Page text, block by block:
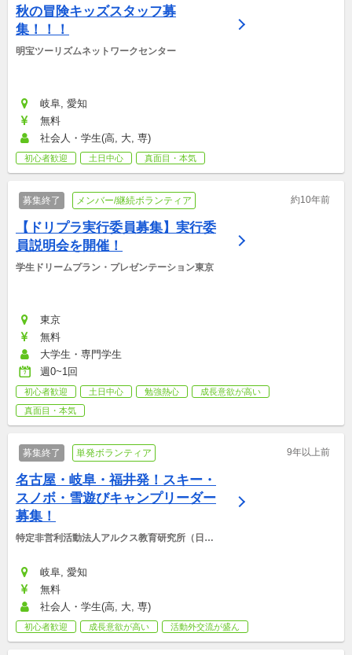
秋の冒険キッズスタッフ募
集！！！
明宝ツーリズムネットワークセンター
岐阜, 愛知
無料
社会人・学生(高, 大, 専)
初心者歓迎 土日中心 真面目・本気
募集終了 メンバー/継続ボランティア 約10年前
【ドリプラ実行委員募集】実行委
員説明会を開催！
学生ドリームプラン・プレゼンテーション東京
東京
無料
大学生・専門学生
週0~1回
初心者歓迎 土日中心 勉強熱心
成長意欲が高い
真面目・本気
募集終了 単発ボランティア 9年以上前
名古屋・岐阜・福井発！スキー・
スノボ・雪遊びキャンプリーダー
募集！
特定非営利活動法人アルクス教育研究所（日本
岐阜, 愛知
無料
社会人・学生(高, 大, 専)
初心者歓迎 成長意欲が高い 活動外交流が盛ん